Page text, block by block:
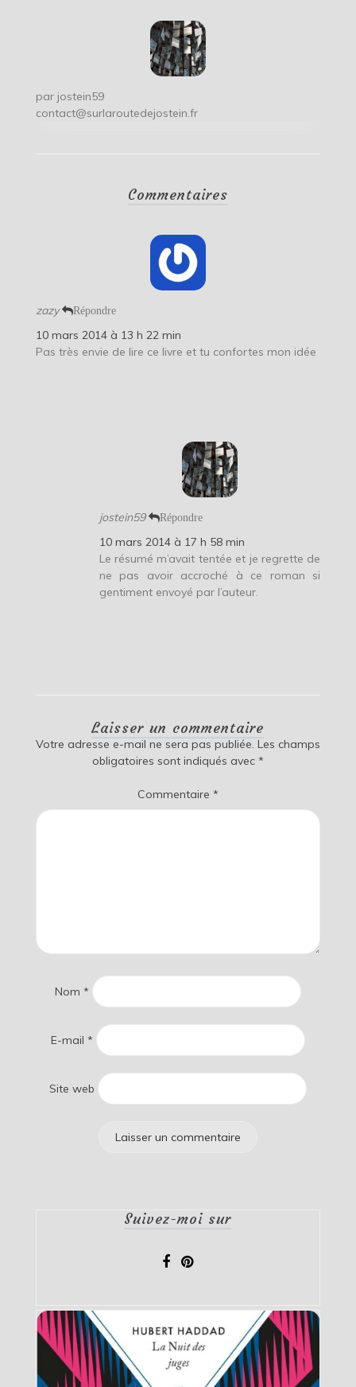
par jostein59
contact@surlaroutedejostein.fr
Commentaires
zazy Répondre
10 mars 2014 à 13 h 22 min
Pas très envie de lire ce livre et tu confortes mon idée
jostein59 Répondre
10 mars 2014 à 17 h 58 min
Le résumé m’avait tentée et je regrette de
ne pas avoir accroché à ce roman si
gentiment envoyé par l’auteur.
Laisser un commentaire
Votre adresse e-mail ne sera pas publiée. Les champs
obligatoires sont indiqués avec *
Commentaire *
Nom *
E-mail *
Site web
Suivez-moi sur